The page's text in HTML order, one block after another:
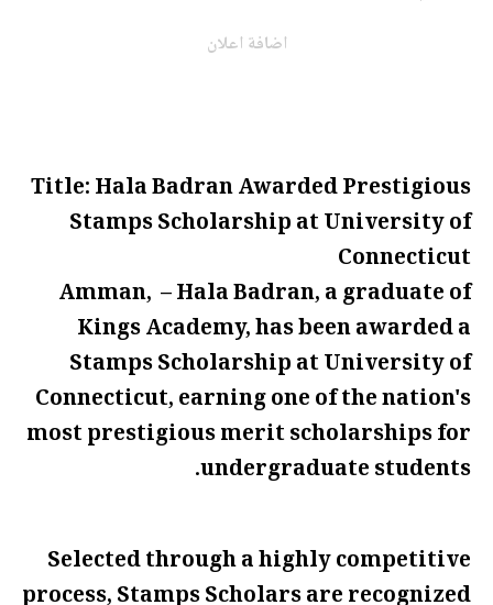
اضافة اعلان
Title: Hala Badran Awarded Prestigious
Stamps Scholarship at University of
Connecticut
Amman, – Hala Badran, a graduate of
Kings Academy, has been awarded a
Stamps Scholarship at University of
Connecticut, earning one of the nation's
most prestigious merit scholarships for
undergraduate students.
Selected through a highly competitive
process, Stamps Scholars are recognized